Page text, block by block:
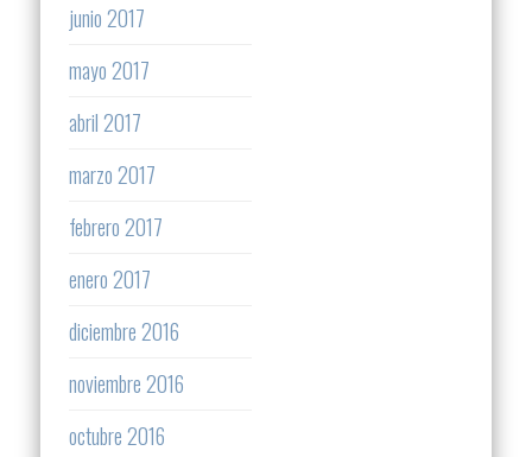
junio 2017
mayo 2017
abril 2017
marzo 2017
febrero 2017
enero 2017
diciembre 2016
noviembre 2016
octubre 2016